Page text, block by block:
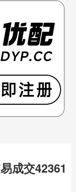
成交42361